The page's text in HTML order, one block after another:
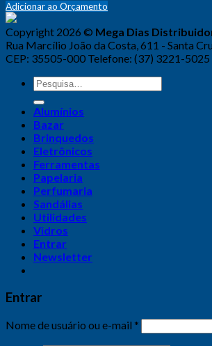
Adicionar ao Orçamento
Copyright 2026 © Mega Dias
Rua Marcílio João da Costa, 611 - Santa
CEP: 35505-000 Telefone: (37) 3221-5025
Alumínios
Bazar
Brinquedos
Eletrônicos
Ferramentas
Papelaria
Perfumaria
Sandálias
Utilidades
Vidros
Entrar
Newsletter
Entrar
Nome de usuário ou e-mail *